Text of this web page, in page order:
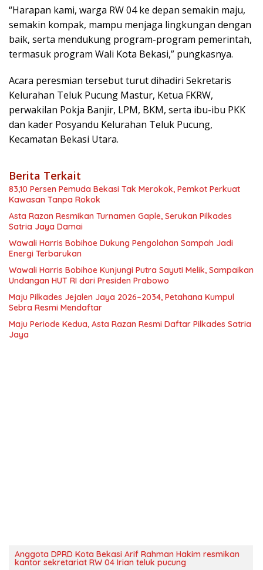
“Harapan kami, warga RW 04 ke depan semakin maju,
semakin kompak, mampu menjaga lingkungan dengan
baik, serta mendukung program-program pemerintah,
termasuk program Wali Kota Bekasi,” pungkasnya.
Acara peresmian tersebut turut dihadiri Sekretaris
Kelurahan Teluk Pucung Mastur, Ketua FKRW,
perwakilan Pokja Banjir, LPM, BKM, serta ibu-ibu PKK
dan kader Posyandu Kelurahan Teluk Pucung,
Kecamatan Bekasi Utara.
Berita Terkait
83,10 Persen Pemuda Bekasi Tak Merokok, Pemkot Perkuat
Kawasan Tanpa Rokok
Asta Razan Resmikan Turnamen Gaple, Serukan Pilkades
Satria Jaya Damai
Wawali Harris Bobihoe Dukung Pengolahan Sampah Jadi
Energi Terbarukan
Wawali Harris Bobihoe Kunjungi Putra Sayuti Melik, Sampaikan
Undangan HUT RI dari Presiden Prabowo
Maju Pilkades Jejalen Jaya 2026–2034, Petahana Kumpul
Sebra Resmi Mendaftar
Maju Periode Kedua, Asta Razan Resmi Daftar Pilkades Satria
Jaya
Anggota DPRD Kota Bekasi Arif Rahman Hakim resmikan
kantor sekretariat RW 04 Irian teluk pucung